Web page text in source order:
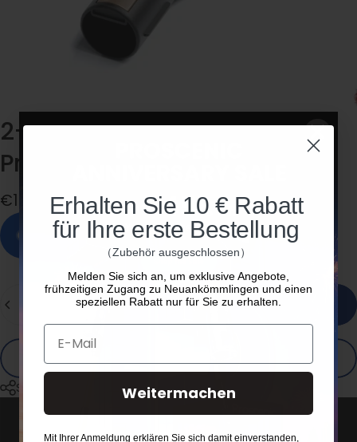
2-in-1-Staubbürstefür
Proscenic
€15,00
Auf Lager, versandfertig
In den Warenkorb legen
Share
Erhalten Sie 10 € Rabatt
für Ihre erste Bestellung
（Zubehör ausgeschlossen）
Melden Sie sich an, um exklusive Angebote,
frühzeitigen Zugang zu Neuankömmlingen und einen
speziellen Rabatt nur für Sie zu erhalten.
E-Mail
Weitermachen
Mit Ihrer Anmeldung erklären Sie sich damit einverstanden,